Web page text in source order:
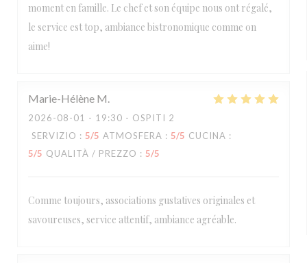
moment en famille. Le chef et son équipe nous ont régalé,
le service est top, ambiance bistronomique comme on
aime!
Marie-Hélène M
2026-08-01 - 19:30 - OSPITI 2
SERVIZIO : 5/5 ATMOSFERA : 5/5 CUCINA :
5/5 QUALITÀ / PREZZO : 5/5
Comme toujours, associations gustatives originales et
savoureuses, service attentif, ambiance agréable.